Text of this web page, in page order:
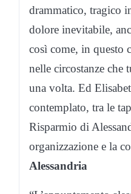
drammatico, tragico
dolore inevitabile,
così come, in questo
nelle circostanze che
una volta. Ed
contemplato, tra le
Risparmio di
organizzazione e la
Alessandria